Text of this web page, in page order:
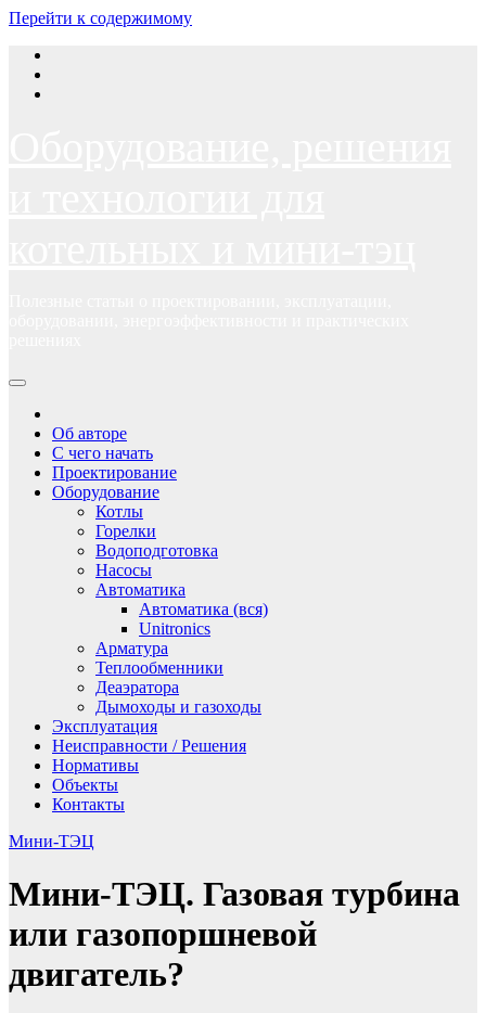
Перейти к содержимому
Об авторе
С чего начать
Проектирование
Оборудование
Котлы
Горелки
Водоподготовка
Насосы
Автоматика
Автоматика (вся)
Unitronics
Арматура
Теплообменники
Деаэратора
Дымоходы и газоходы
Эксплуатация
Неисправности / Решения
Нормативы
Объекты
Контакты
Мини-ТЭЦ
Мини-ТЭЦ. Газовая турбина
или газопоршневой
двигатель?